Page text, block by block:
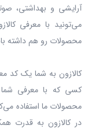
آرایشی و بهداشتی،
می‌تونید با معرفی
محصولات رو هم داشته
کالازون به شما یک کد
کسی که با معرفی
محصولات ما استفاده
در کالازون به قدرت